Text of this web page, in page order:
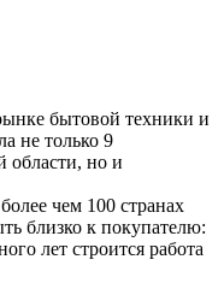
бытовой техники и
не только 9
области, но и
чем 100 странах
близко к покупателю:
лет строится работа